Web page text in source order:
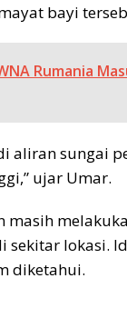
bayi
Rumania
aliran sungai
ujar Umar.
sekitar lokasi.
diketahui.